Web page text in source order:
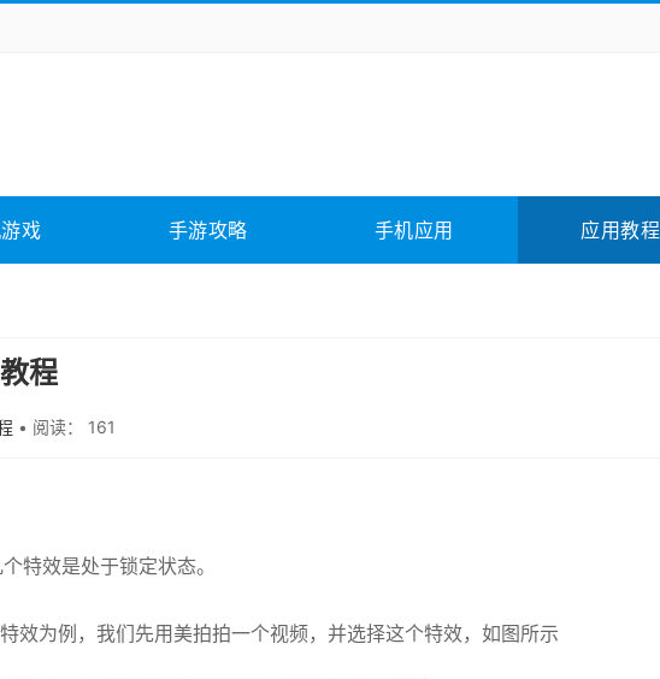
软件 安全相关 应用软件 影音软件 插件下载
类 综合其它
戏 手游攻略 手机应用 应用教程
程
• 阅读： 161
特效是处于锁定状态。
效为例，我们先用美拍拍一个视频，并选择这个特效，如图所示